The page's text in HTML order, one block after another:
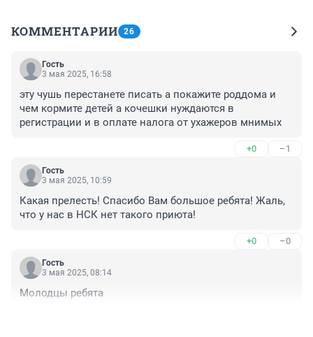
КОММЕНТАРИИ 26
Гость
3 мая 2025, 16:58
эту чушь перестанете писать а покажите роддома и
чем кормите детей а кочешки нуждаются в
регистрации и в оплате налога от ухажеров мнимых
+0 –1
Гость
3 мая 2025, 10:59
Какая прелесть! Спасибо Вам большое ребята! Жаль,
что у нас в НСК нет такого приюта!
+0 –0
Гость
3 мая 2025, 08:14
Молодцы ребята